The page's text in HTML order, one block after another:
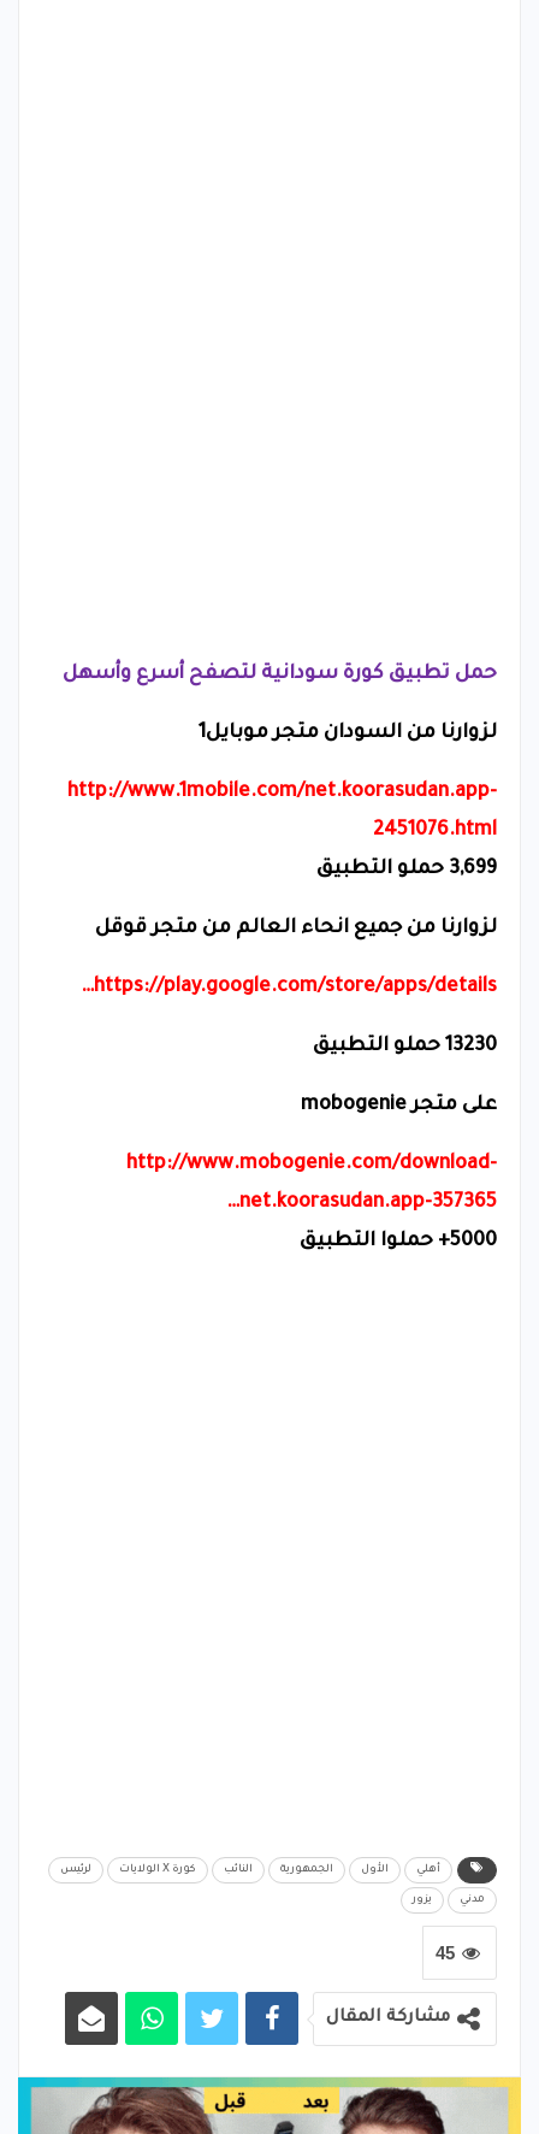
حمل تطبيق كورة سودانية لتصفح أسرع وأسهل
لزوارنا من السودان متجر موبايل1
http://www.1mobile.com/net.koorasudan.app-
2451076.html
3,699 حملو التطبيق
لزوارنا من جميع انحاء العالم من متجر قوقل
https://play.google.com/store/apps/details…
13230 حملو التطبيق
على متجرmobogenie
http://www.mobogenie.com/download-
net.koorasudan.app-357365…
5000+
حملوا التطبيق
أهلي الأول الجمهورية النائب كورة X الولايات لرئيس
مدني يزور
45
مشاركة المقال